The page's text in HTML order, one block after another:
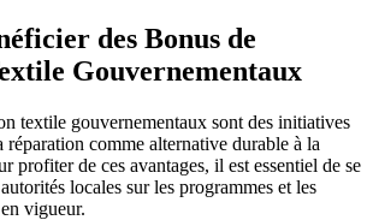
des Bonus de
Gouvernementaux
textile gouvernementaux sont des initiatives
comme alternative durable à la
profiter de ces avantages, il est essentiel de se
locales sur les programmes et les
vigueur.